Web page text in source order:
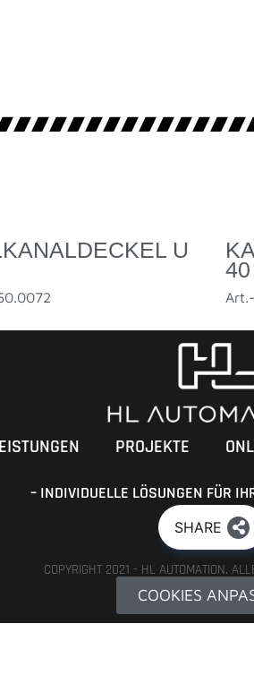
U
40
PROJEKTE
– INDIVIDUELLE LÖSUNGEN FÜR
SHARE
COPYRIGHT 2021 - HL AUTOMATION.
COOKIES